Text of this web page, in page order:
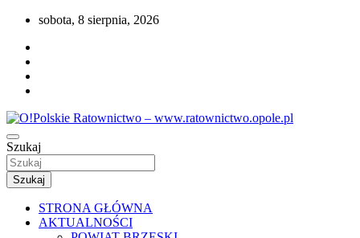
Przejdź
treści
sobota, 8 sierpnia, 2026
O!Polskie Ratownictwo –
www.ratownictwo.opole.pl
Portal opolskiego i polskiego ratownictwa.
Szukaj
Szukaj
STRONA GŁÓWNA
AKTUALNOŚCI